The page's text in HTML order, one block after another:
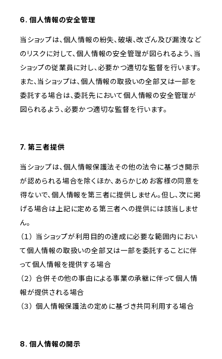
6. 個人情報の安全管理
当ショップは、個人情報の紛失、破壊、改ざん及び漏洩など
のリスクに対して、個人情報の安全管理が図られるよう、当
ショップの従業員に対し、必要かつ適切な監督を行います。
また、当ショップは、個人情報の取扱いの全部又は一部を
委託する場合は、委託先において個人情報の安全管理が
図られるよう、必要かつ適切な監督を行います。
7. 第三者提供
当ショップは、個人情報保護法その他の法令に基づき開示
が認められる場合を除くほか、あらかじめお客様の同意を
得ないで、個人情報を第三者に提供しません。但し、次に掲
げる場合は上記に定める第三者への提供には該当しませ
ん。
（１） 当ショップが利用目的の達成に必要な範囲内におい
て個人情報の取扱いの全部又は一部を委託することに伴
って個人情報を提供する場合
（２） 合併その他の事由による事業の承継に伴って個人情
報が提供される場合
（３） 個人情報保護法の定めに基づき共同利用する場合
8. 個人情報の開示